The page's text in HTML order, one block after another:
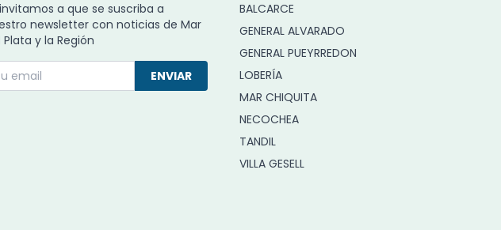
a que se suscriba a
newsletter con noticias de Mar
Plata y la Región
ENVIAR
BALCARCE
GENERAL ALVARADO
GENERAL PUEYRREDON
LOBERÍA
MAR CHIQUITA
NECOCHEA
TANDIL
VILLA GESELL